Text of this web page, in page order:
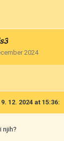
2024
12. 2024 at 15:36:
njih?